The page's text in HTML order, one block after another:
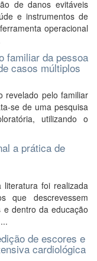
de danos evitáveis
e instrumentos de
operacional
familiar da pessoa
casos múltiplos
revelado pelo familiar
se de uma pesquisa
utilizando o
a prática de
literatura foi realizada
que descrevessem
e dentro da educação
de escores e
cardiológica